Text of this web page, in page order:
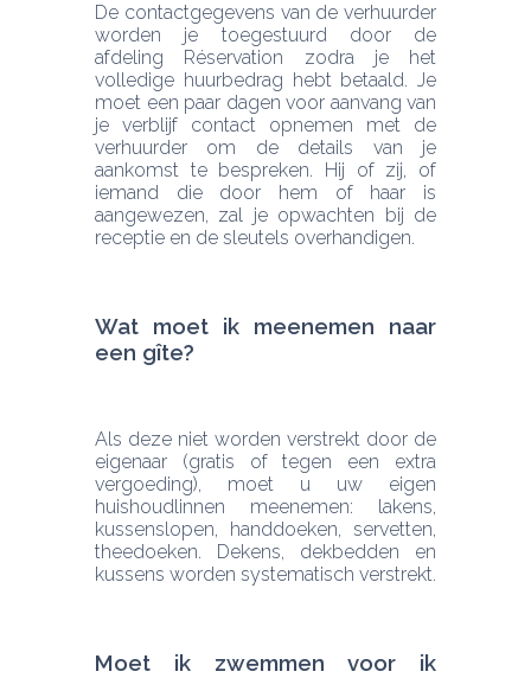
De contactgegevens van de verhuurder
worden je toegestuurd door de
afdeling Réservation zodra je het
volledige huurbedrag hebt betaald. Je
moet een paar dagen voor aanvang van
je verblijf contact opnemen met de
verhuurder om de details van je
aankomst te bespreken. Hij of zij, of
iemand die door hem of haar is
aangewezen, zal je opwachten bij de
receptie en de sleutels overhandigen.
Wat moet ik meenemen naar
een gîte?
Als deze niet worden verstrekt door de
eigenaar (gratis of tegen een extra
vergoeding), moet u uw eigen
huishoudlinnen meenemen: lakens,
kussenslopen, handdoeken, servetten,
theedoeken. Dekens, dekbedden en
kussens worden systematisch verstrekt.
Moet ik zwemmen voor ik